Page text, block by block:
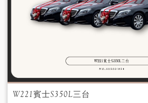
W221賓士S350L三台